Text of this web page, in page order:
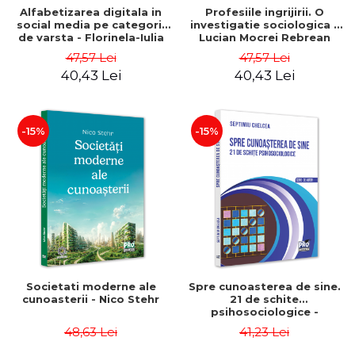
Alfabetizarea digitala in
social media pe categorii
de varsta - Florinela-Iulia
Mocanu
47,57 Lei
40,43 Lei
Profesiile ingrijirii. O
investigatie sociologica -
Lucian Mocrei Rebrean
47,57 Lei
40,43 Lei
-15%
Societati moderne ale
cunoasterii - Nico Stehr
48,63 Lei
-15%
Spre cunoasterea de sine.
21 de schite
psihosociologice -
Septimiu Chelcea
41,23 Lei